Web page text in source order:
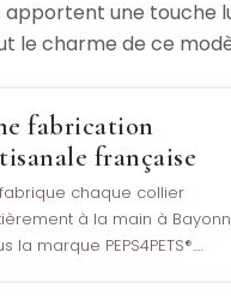
une touche
le charme de ce
fabrication
française
chaque collier
à la main à
la marque PEPS4PETS®.…